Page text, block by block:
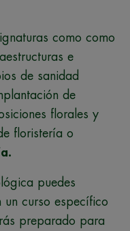
como como
e
de sanidad
de
florales y
floristería o
puedes
curso específico
preparado para